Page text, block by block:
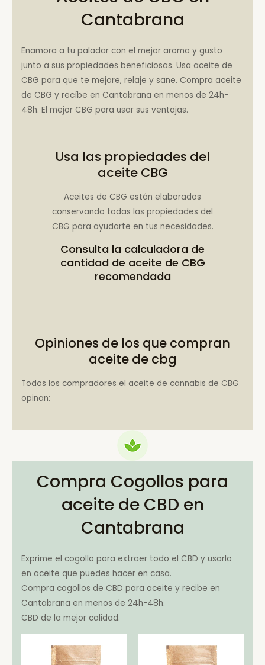
Cantabrana
Enamora a tu paladar con el mejor aroma y gusto
junto a sus propiedades beneficiosas. Usa aceite de
CBG para que te mejore, relaje y sane. Compra aceite
de CBG y recíbe en Cantabrana en menos de 24h-
48h. El mejor CBG para usar sus ventajas.
Usa las propiedades del
aceite CBG
Aceites de CBG están elaborados
conservando todas las propiedades del
CBG para ayudarte en tus necesidades.
Consulta la calculadora de
cantidad de aceite de CBG
recomendada
Opiniones de los que compran
aceite de cbg
Todos los compradores el aceite de cannabis de CBG
opinan:
Compra Cogollos para
aceite de CBD en
Cantabrana
Exprime el cogollo para extraer todo el CBD y usarlo
en aceite que puedes hacer en casa.
Compra cogollos de CBD para aceite y recibe en
Cantabrana en menos de 24h-48h.
CBD de la mejor calidad.